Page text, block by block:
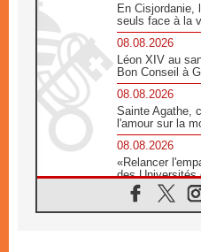
En Cisjordanie,
seuls face à la
08.08.2026
Léon XIV au
Bon Conseil à
08.08.2026
Sainte Agathe,
l'amour sur la
08.08.2026
«Relancer
des Universités
08.08.2026
Signis 2026,